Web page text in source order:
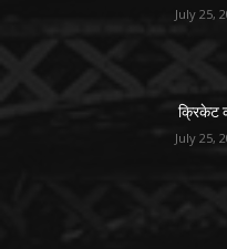
July 25,
क्रिकेट
July 25,